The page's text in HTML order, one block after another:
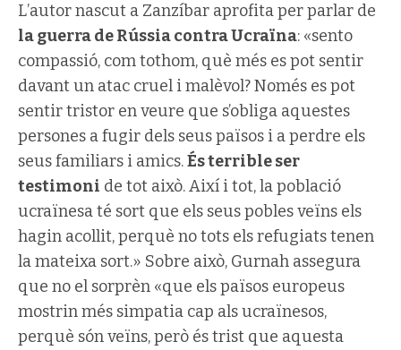
L’autor nascut a Zanzíbar aprofita per parlar de
la guerra de Rússia contra Ucraïna: «sento
compassió, com tothom, què més es pot sentir
davant un atac cruel i malèvol? Només es pot
sentir tristor en veure que s’obliga aquestes
persones a fugir dels seus països i a perdre els
seus familiars i amics.És terrible ser
testimoni de tot això. Així i tot, la població
ucraïnesa té sort que els seus pobles veïns els
hagin acollit, perquè no tots els refugiats tenen
la mateixa sort.» Sobre això, Gurnah assegura
que no el sorprèn «que els països europeus
mostrin més simpatia cap als ucraïnesos,
perquè són veïns, però és trist que aquesta